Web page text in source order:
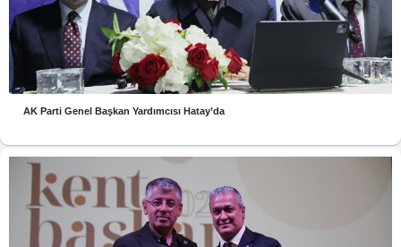
AK Parti Genel Başkan Yardımcısı Hatay’da